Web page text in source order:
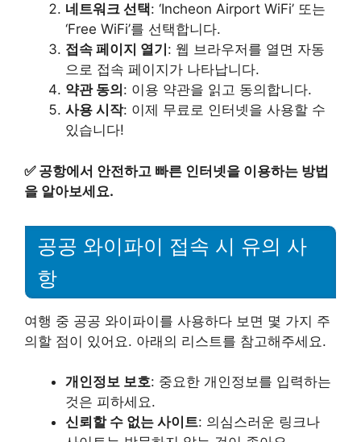
네트워크 선택: ‘Incheon Airport WiFi’ 또는
‘Free WiFi’를 선택합니다.
접속 페이지 열기 : 웹 브라우저를 열면 자동
으로 접속 페이지가 나타납니다.
약관 동의 : 이용 약관을 읽고 동의합니다.
사용 시작: 이제 무료로 인터넷을 사용할 수
있습니다!
✅ 공항에서 안전하고 빠른 인터넷을 이용하는 방법
을 알아보세요.
공공 와이파이 접속 시 유의 사
항
여행 중 공공 와이파이를 사용하다 보면 몇 가지 주
의할 점이 있어요. 아래의 리스트를 참고해주세요.
개인정보 보호: 중요한 개인정보를 입력하는
것은 피하세요.
신뢰할 수 없는 사이트: 의심스러운 링크나